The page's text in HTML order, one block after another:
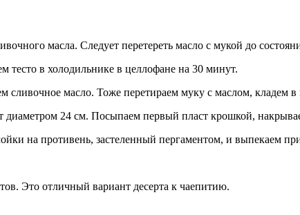
масла. Следует перетереть масло с мукой до
в холодильнике в целлофане на 30 минут.
масло. Тоже перетираем муку с маслом, кладем в
диаметром 24 см. Посыпаем первый пласт крошкой,
на противень, застеленный пергаментом, и выпекаем
Это отличный вариант десерта к чаепитию.